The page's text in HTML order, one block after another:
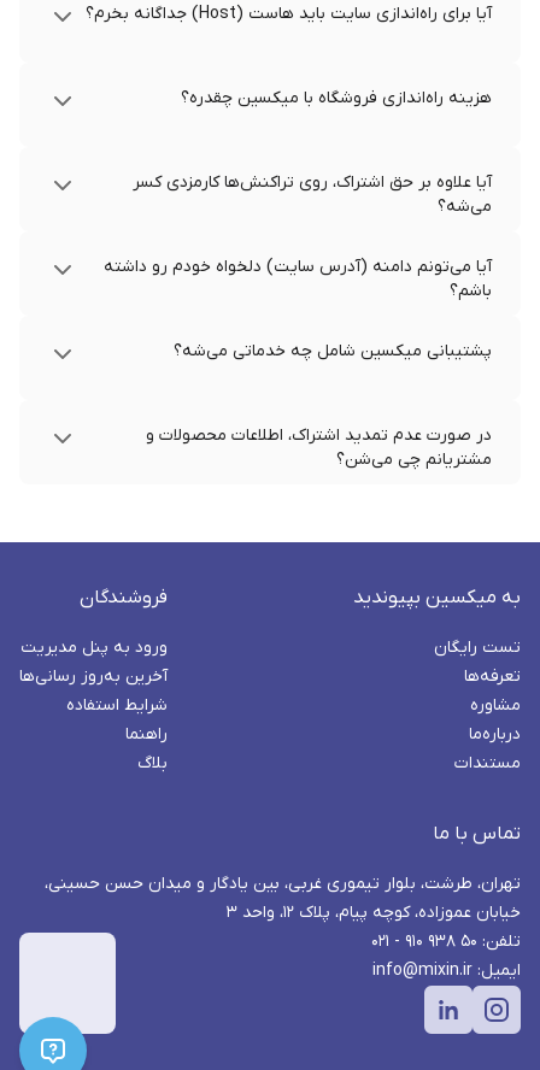
آیا برای راه‌اندازی سایت باید هاست (Host) جداگانه بخرم؟
هزینه راه‌اندازی فروشگاه با میکسین چقدره؟
آیا علاوه بر حق اشتراک، روی تراکنش‌ها کارمزدی کسر
می‌شه؟
آیا می‌تونم دامنه (آدرس سایت) دلخواه خودم رو داشته
باشم؟
پشتیبانی میکسین شامل چه خدماتی می‌شه؟
در صورت عدم تمدید اشتراک، اطلاعات محصولات و
مشتریانم چی می‌شن؟
به میکسین بپیوندید
تست رایگان
تعرفه‌ها
مشاوره
درباره‌ما
مستندات
فروشندگان
ورود به پنل مدیریت
آخرین به‌روز رسانی‌ها
شرایط استفاده
راهنما
بلاگ
تماس با ما
تهران، طرشت، بلوار تیموری غربی، بین یادگار و میدان حسن حسینی،
خیابان عموزاده، کوچه پیام، پلاک ۱۲، واحد ۳
تلفن: ۵۰ ۹۳۸ ۹۱۰ - ۰۲۱
ایمیل: info@mixin.ir